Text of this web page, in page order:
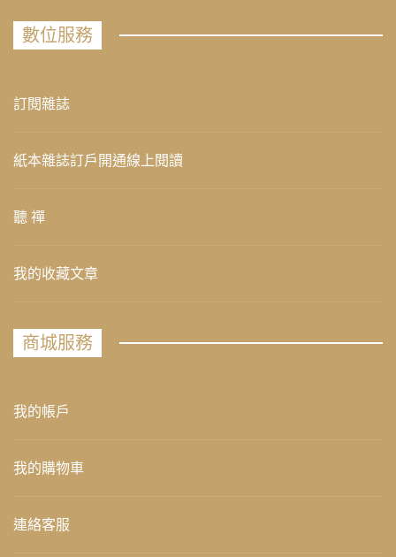
數位服務
訂閱雜誌
紙本雜誌訂戶開通線上閱讀
聽 禪
我的收藏文章
商城服務
我的帳戶
我的購物車
連絡客服